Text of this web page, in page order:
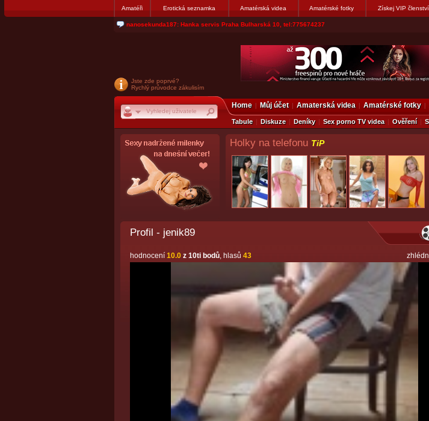
Amatéři Erotická seznamka Amatérská videa Amatérské fotky Získej VIP členství
jjoseff: Najde se par, ktery nekdy přemýšlel o divákovi. Napiste
Jste zde poprvé?
Rychlý průvodce zákulisím
Home Můj účet Amaterská videa Amatérské fotky
Tabule Diskuze Deníky Sex porno TV videa Ověření
Holky na telefonu TiP
Profil - jenik89
hodnocení 10.0z 10ti bodů, hlasů 43